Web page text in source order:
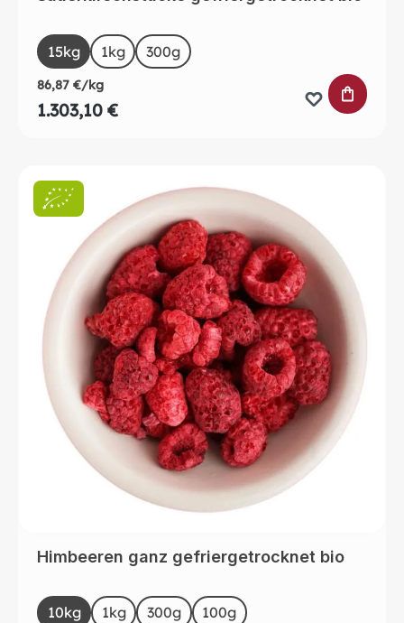
Sizeauswählen
15kg 1kg 300g
86,87 €/kg
1.303,10 €
IN DEN
Himbeeren ganz gefriergetrocknet bio
Sizeauswählen
10kg 1kg(Diese Option ist zurzeit nicht verfügbar.)
300g 100g